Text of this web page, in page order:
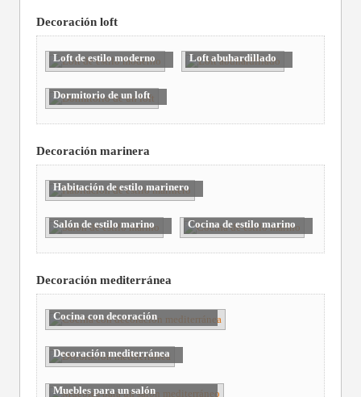
Decoración loft
Loft de estilo moderno Loft abuhardillado
Dormitorio de un loft
Decoración marinera
Habitación de estilo marinero
Salón de estilo marino Cocina de estilo marino
Decoración mediterránea
Cocina con decoración
mediterránea
Decoración mediterránea
Muebles para un salón